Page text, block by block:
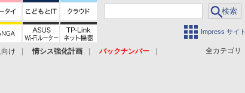
Impress サイト
全カテゴリ
け 情シス強化計画
バックナンバー